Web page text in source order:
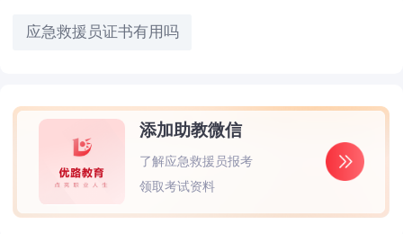
应急救援员证书有用吗
添加助教微信
了解应急救援员报考
领取考试资料